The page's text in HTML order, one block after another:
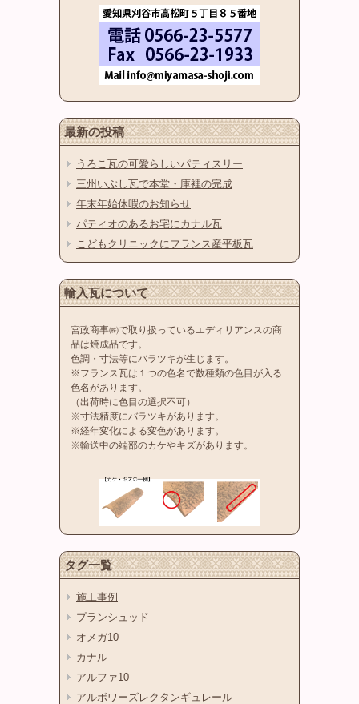
最新の投稿
うろこ瓦の可愛らしいパティスリー
三州いぶし瓦で本堂・庫裡の完成
年末年始休暇のお知らせ
パティオのあるお宅にカナル瓦
こどもクリニックにフランス産平板瓦
輸入瓦について
宮政商事㈱で取り扱っているエディリアンスの商
品は焼成品です。
色調・寸法等にバラツキが生じます。
※フランス瓦は１つの色名で数種類の色目が入る
色名があります。
（出荷時に色目の選択不可）
※寸法精度にバラツキがあります。
※経年変化による変色があります。
※輸送中の端部のカケやキズがあります。
タグ一覧
施工事例
プランシュッド
オメガ10
カナル
アルファ10
アルボワーズレクタンギュレール